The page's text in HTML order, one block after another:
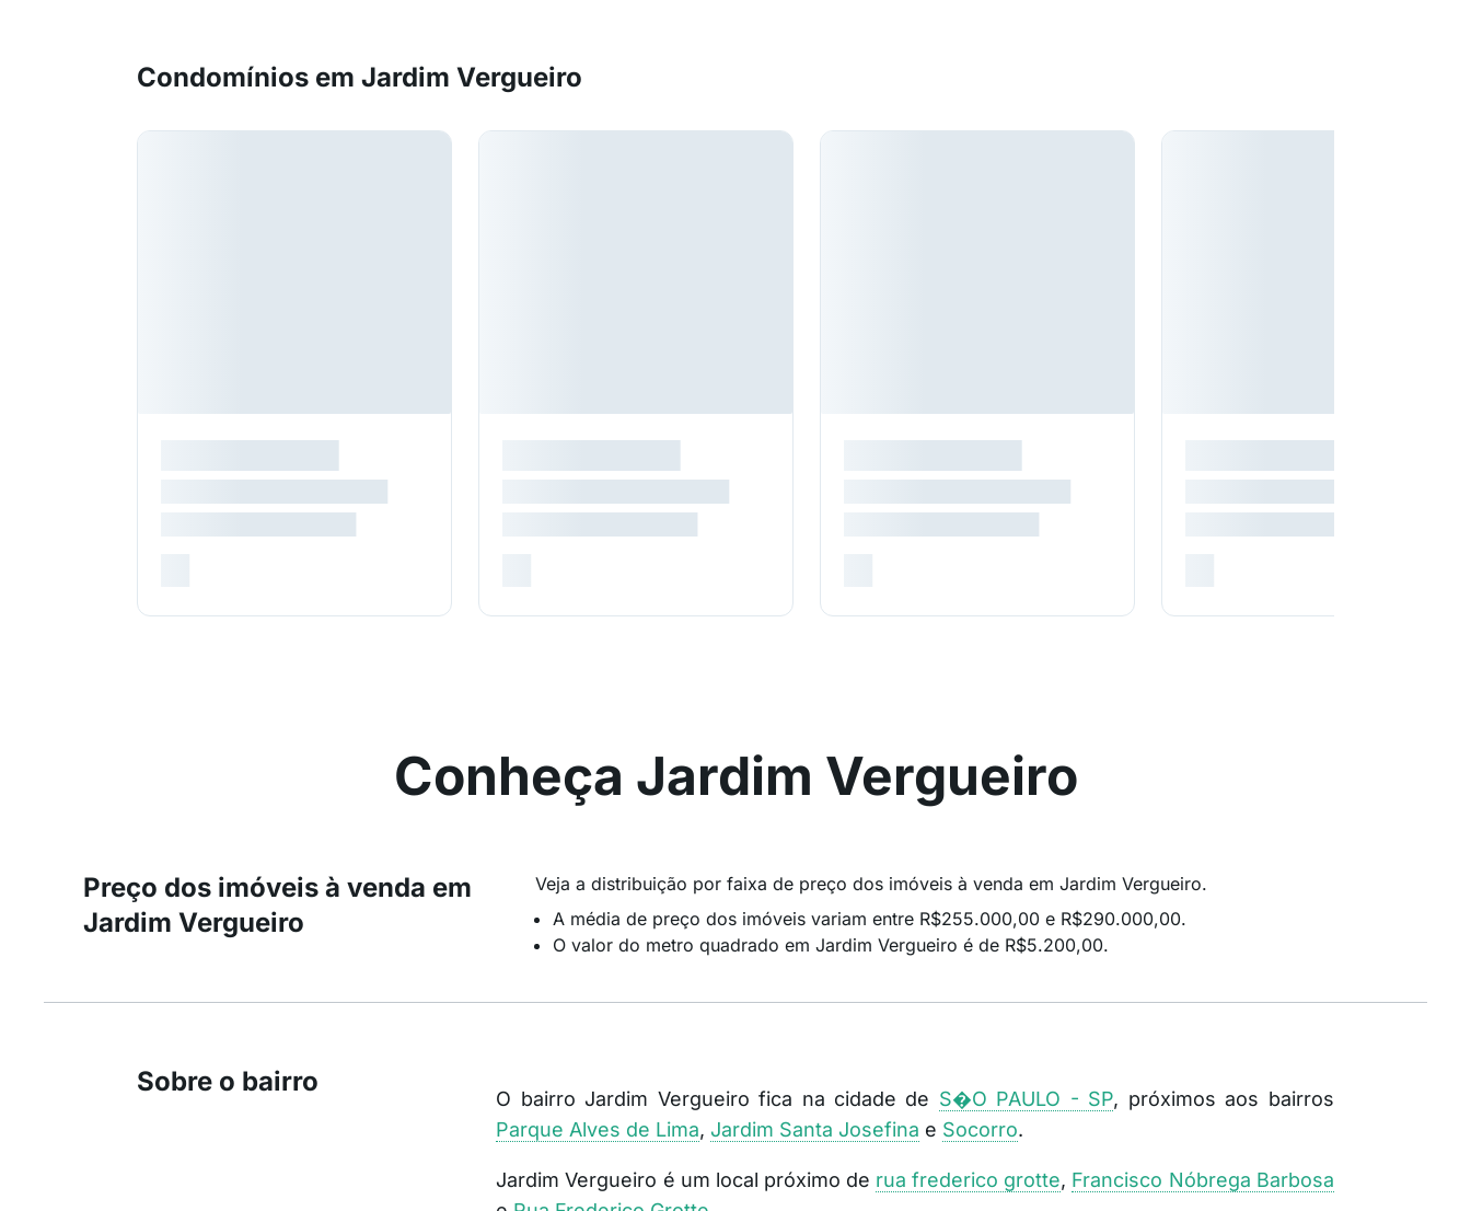
Condomínios em Jardim Vergueiro
Conheça Jardim Vergueiro
Preço dos imóveis à venda em
Jardim Vergueiro
Veja a distribuição por faixa de preço dos imóveis à venda em Jardim Vergueiro.
A média de preço dos imóveis variam entre R$255.000,00 e R$290.000,00.
O valor do metro quadrado em Jardim Vergueiro é de R$5.200,00.
Sobre o bairro
O bairro Jardim Vergueiro fica na cidade de S�O PAULO - SP, próximos aos bairros
Parque Alves de Lima, Jardim Santa Josefina e Socorro.
Jardim Vergueiro é um local próximo de rua frederico grotte, Francisco Nóbrega Barbosa